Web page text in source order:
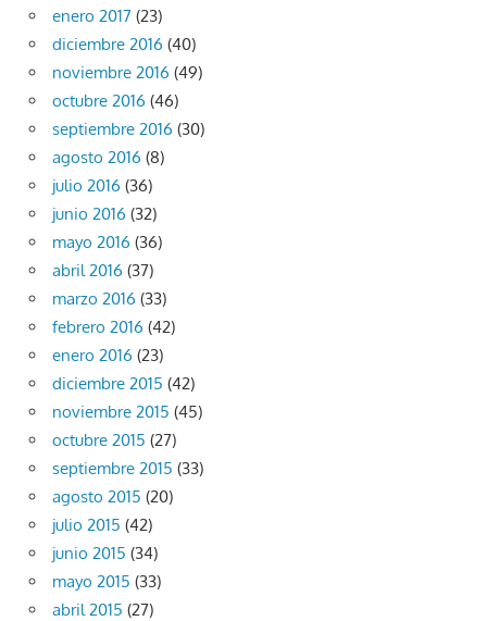
enero 2017 (23)
diciembre 2016 (40)
noviembre 2016 (49)
octubre 2016 (46)
septiembre 2016 (30)
agosto 2016 (8)
julio 2016 (36)
junio 2016 (32)
mayo 2016 (36)
abril 2016 (37)
marzo 2016 (33)
febrero 2016 (42)
enero 2016 (23)
diciembre 2015 (42)
noviembre 2015 (45)
octubre 2015 (27)
septiembre 2015 (33)
agosto 2015 (20)
julio 2015 (42)
junio 2015 (34)
mayo 2015 (33)
abril 2015 (27)